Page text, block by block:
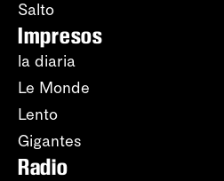
Salto
Impresos
la diaria
Le Monde
Lento
Gigantes
Radio